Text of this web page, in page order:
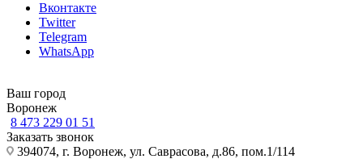
Вконтакте
Twitter
Telegram
WhatsApp
Ваш город
Воронеж
8 473 229 01 51
Заказать звонок
394074, г. Воронеж, ул. Саврасова, д.86, пом.1/114